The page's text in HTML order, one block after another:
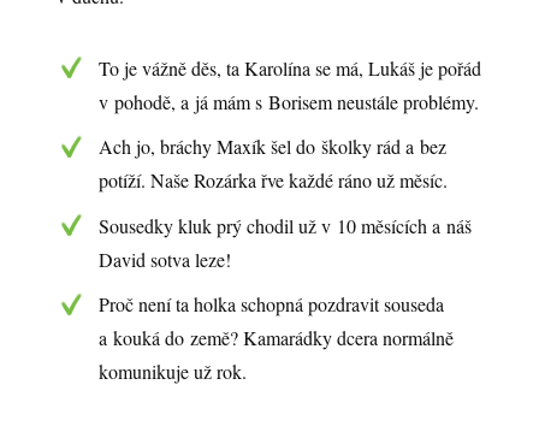
To je vážně děs, ta Karolína se má, Lukáš je pořád
v pohodě, a já mám s Borisem neustále problémy.
Ach jo, bráchy Maxík šel do školky rád a bez
potíží. Naše Rozárka řve každé ráno už měsíc.
Sousedky kluk prý chodil už v 10 měsících a náš
David sotva leze!
Proč není ta holka schopná pozdravit souseda
a kouká do země? Kamarádky dcera normálně
komunikuje už rok.